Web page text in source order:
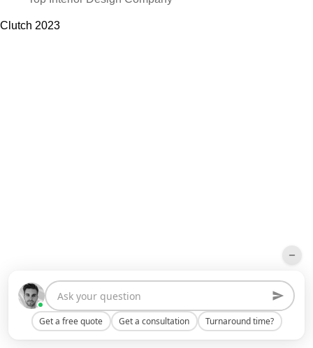
Clutch 2023
Get a free quote Get a consultation Turnaround time?